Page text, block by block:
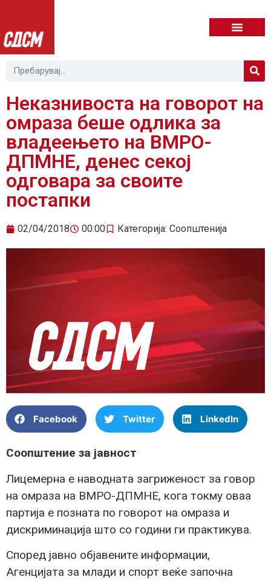
Неказнивоста на говорот на
омраза беше одлика за
владеењето на ВМРО-
ДПМНЕ, денес секој
одговара за своите
постапки
02/04/2018 00:00 Категорија: Соопштенија
Facebook Twitter LinkedIn
Соопштение за јавност
Лицемерна е наводната загриженост за говор
на омраза на ВМРО-ДПМНЕ, кога токму оваа
партија е позната по говорот на омраза и
дискриминација што со години ги практикува.
Според јавно објавените информации,
Агенцијата за млади и спорт веќе започна